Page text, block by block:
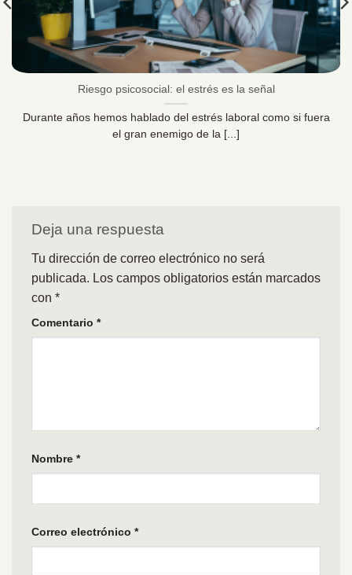
Riesgo psicosocial: el estrés es la señal
Durante años hemos hablado del estrés laboral como si fuera
el gran enemigo de la [...]
Deja una respuesta
Tu dirección de correo electrónico no será
publicada. Los campos obligatorios están marcados
con *
Comentario *
Nombre *
Correo electrónico *